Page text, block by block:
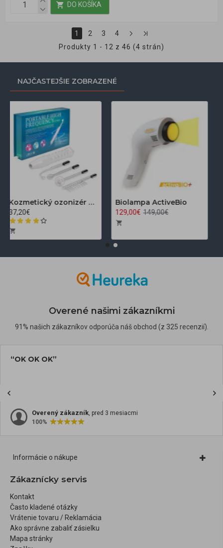
DO KOŠÍKA
1 2 3
4
Produkty 1 - 12 z 46 (4 strán)
NAJČASTEJŠIE ZOBRAZENÉ
Kozmetický ozonizér Darsonval LZ-006A
37,20€
Biolampa ActiveBio
129,00€ 149,00€
Overené našimi zákazníkmi
91% našich zákazníkov odporúča náš obchod (z 325 recenzií).
“OK OK OK”
Overený zákazník, pred 3 mesiacmi
100%
Informácie o nákupe
Zákaznícky servis
Kontakt
Často kladené otázky
Vrátenie tovaru / Reklamácia
Ako správne zabaliť zásielku
Mapa stránky